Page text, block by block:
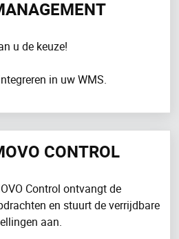
u de keuze!
in uw WMS.
CONTROL
Control ontvangt de
en stuurt de verrijdbare
aan.